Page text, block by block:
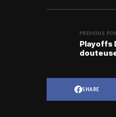
PREVIOUS
Playoffs
SHARE